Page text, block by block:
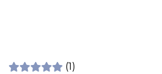
(1)